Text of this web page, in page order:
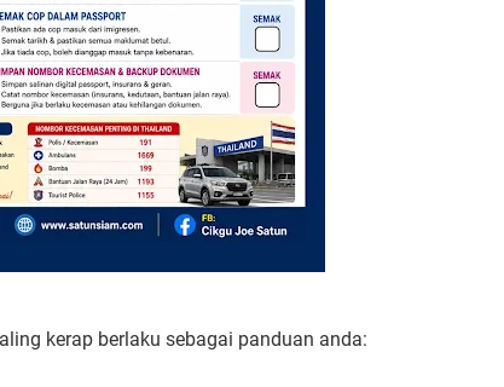
kerap berlaku sebagai panduan anda: